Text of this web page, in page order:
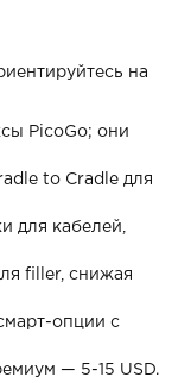
на
PicoGo; они
to Cradle для
для кабелей,
filler, снижая
опции с
— 5-15 USD.